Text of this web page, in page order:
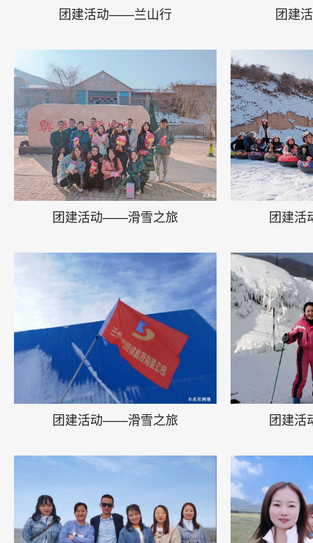
团建活动——兰山行 团建
团建活动——滑雪之旅 团建
团建活动——滑雪之旅 团建